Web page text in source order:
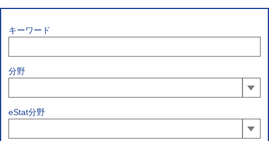
キーワード
分野
eStat分野